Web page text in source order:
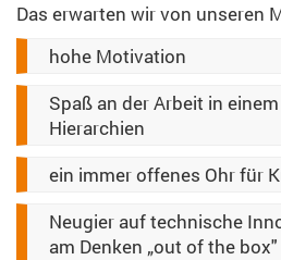
Das erwarten wir von unseren
hohe Motivation
Spaß an der Arbeit in
Hierarchien
ein immer offenes Ohr für
Neugier auf technische
am Denken „out of the box"